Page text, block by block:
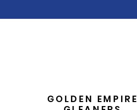
GOLDEN EMPIRE